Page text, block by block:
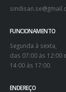
FUNCIONAMENTO
Segunda à sexta,
das 07:00 às 12:00
14:00 às 17:00.
ENDEREÇO